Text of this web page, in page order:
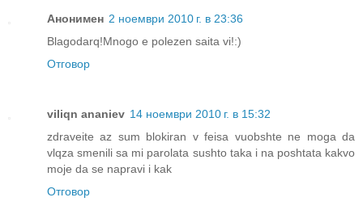
Анонимен 2 ноември 2010 г. в 23:36
Blagodarq!Mnogo e polezen saita vi!:)
Отговор
viliqn ananiev 14 ноември 2010 г. в 15:32
zdraveite az sum blokiran v feisa vuobshte ne moga da
vlqza smenili sa mi parolata sushto taka i na poshtata kakvo
moje da se napravi i kak
Отговор